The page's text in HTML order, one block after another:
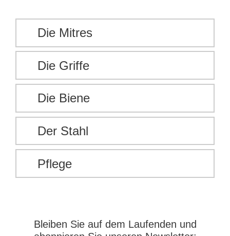
Die Mitres
Die Griffe
Die Biene
Der Stahl
Pflege
Bleiben Sie auf dem Laufenden und